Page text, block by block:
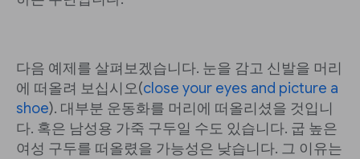
다음 예제를 살펴보겠습니다. 눈을 감고 신발을 머리
에 떠올려 보십시오(close your eyes and picture a
shoe). 대부분 운동화를 머리에 떠올리셨을 것입니
다. 혹은 남성용 가죽 구두일 수도 있습니다. 굽 높은
여성 구두를 떠올렸을 가능성은 낮습니다. 그 이유는